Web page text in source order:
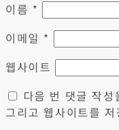
이름 *
이메일 *
웹사이트
다음 번 댓글 작
그리고 웹사이트를